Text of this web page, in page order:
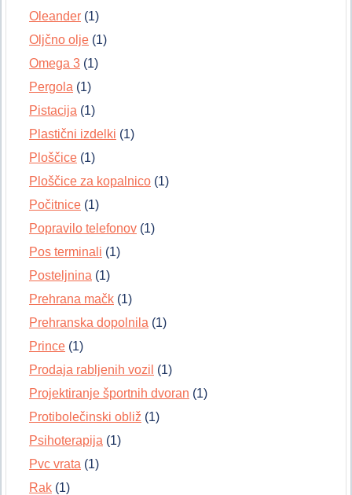
Oleander (1)
Oljčno olje (1)
Omega 3 (1)
Pergola (1)
Pistacija (1)
Plastični izdelki (1)
Ploščice (1)
Ploščice za kopalnico (1)
Počitnice (1)
Popravilo telefonov (1)
Pos terminali (1)
Posteljnina (1)
Prehrana mačk (1)
Prehranska dopolnila (1)
Prince (1)
Prodaja rabljenih vozil (1)
Projektiranje športnih dvoran (1)
Protibolečinski obliž (1)
Psihoterapija (1)
Pvc vrata (1)
Rak (1)